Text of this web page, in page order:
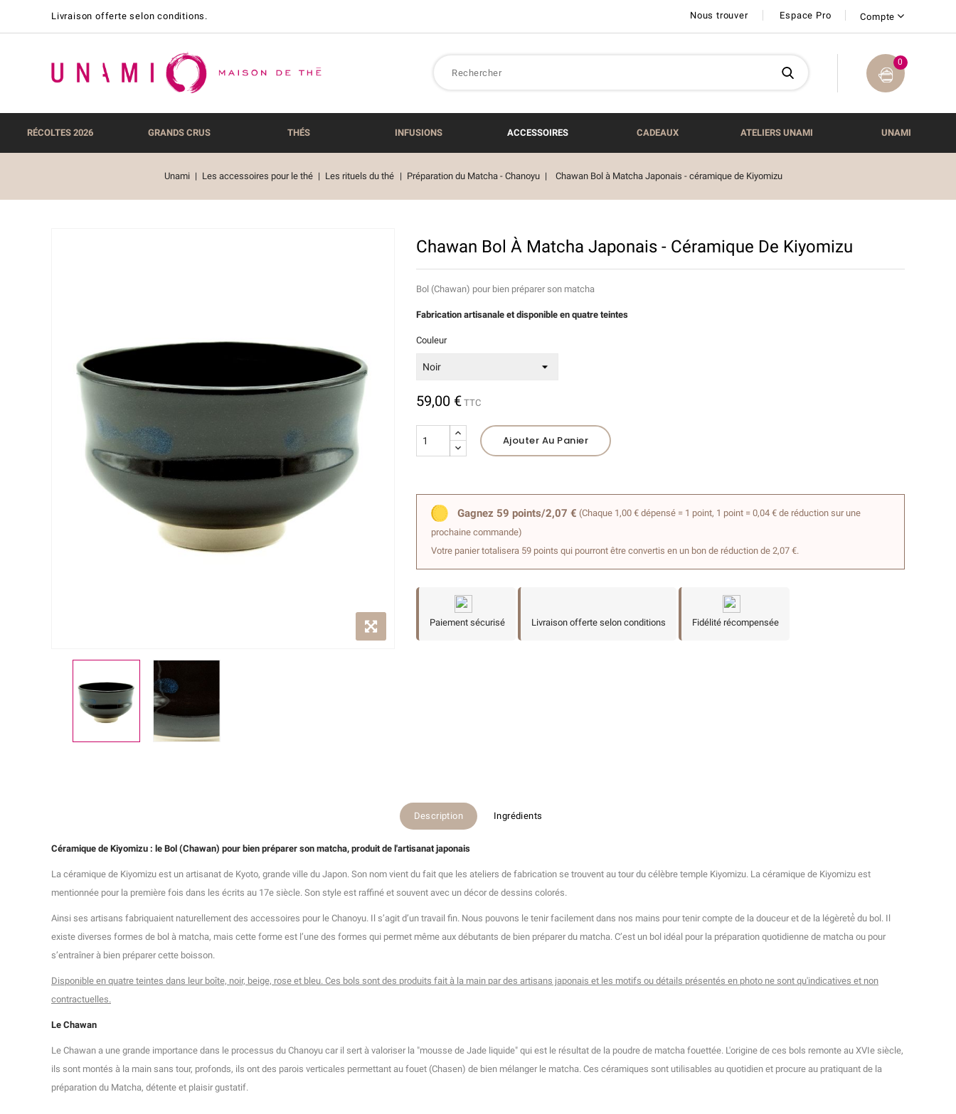
Livraison offerte selon conditions. Nous trouver Espace Pro Compte
0
RÉCOLTES 2026 GRANDS CRUS THÉS INFUSIONS ACCESSOIRES CADEAUX ATELIERS UNAMI UNAMI
Unami Les accessoires pour le thé Les rituels du thé Préparation du Matcha - Chanoyu Chawan Bol à Matcha Japonais - céramique de Kiyomizu
Chawan Bol À Matcha Japonais - Céramique De Kiyomizu
Bol (Chawan) pour bien préparer son matcha
Fabrication artisanale et disponible en quatre teintes
Couleur
59,00 € TTC
Ajouter Au Panier
Gagnez 59 points/2,07 € (Chaque 1,00 € dépensé = 1 point, 1 point = 0,04 € de réduction sur une
prochaine commande)
Votre panier totalisera 59 points qui pourront être convertis en un bon de réduction de 2,07 €.
Paiement sécurisé Livraison offerte selon conditions Fidélité récompensée
Description Ingrédients
Céramique de Kiyomizu : le Bol (Chawan) pour bien préparer son matcha, produit de l'artisanat japonais
La céramique de Kiyomizu est un artisanat de Kyoto, grande ville du Japon. Son nom vient du fait que les ateliers de fabrication se trouvent au tour du célèbre temple Kiyomizu. La céramique de Kiyomizu est
mentionnée pour la première fois dans les écrits au 17e siècle. Son style est raffiné et souvent avec un décor de dessins colorés.
Ainsi ses artisans fabriquaient naturellement des accessoires pour le Chanoyu. Il s’agit d’un travail fin. Nous pouvons le tenir facilement dans nos mains pour tenir compte de la douceur et de la légèreté́ du bol. Il
existe diverses formes de bol à matcha, mais cette forme est l’une des formes qui permet même aux débutants de bien préparer du matcha. C’est un bol idéal pour la préparation quotidienne de matcha ou pour
s’entraîner à bien préparer cette boisson.
Disponible en quatre teintes dans leur boîte, noir, beige, rose et bleu. Ces bols sont des produits fait à la main par des artisans japonais et les motifs ou détails présentés en photo ne sont qu'indicatives et non
contractuelles.
Le Chawan
Le Chawan a une grande importance dans le processus du Chanoyu car il sert à valoriser la "mousse de Jade liquide" qui est le résultat de la poudre de matcha fouettée. L'origine de ces bols remonte au XVIe siècle,
ils sont montés à la main sans tour, profonds, ils ont des parois verticales permettant au fouet (Chasen) de bien mélanger le matcha. Ces céramiques sont utilisables au quotidien et procure au pratiquant de la
préparation du Matcha, détente et plaisir gustatif.